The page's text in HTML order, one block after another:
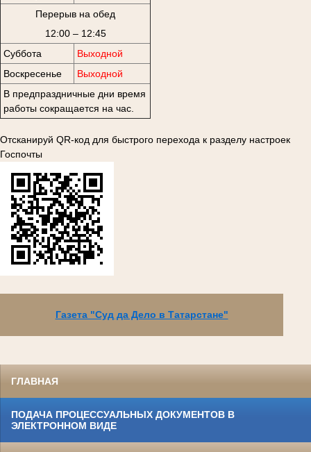
Перерыв на обед
12:00 – 12:45
Суббота
Выходной
Воскресенье
Выходной
В предпраздничные дни время
работы сокращается на час.
Отсканируй QR-код для быстрого перехода к разделу настроек
Госпочты
Газета "Суд да Дело в Татарстане"
ГЛАВНАЯ
ПОДАЧА ПРОЦЕССУАЛЬНЫХ ДОКУМЕНТОВ В
ЭЛЕКТРОННОМ ВИДЕ